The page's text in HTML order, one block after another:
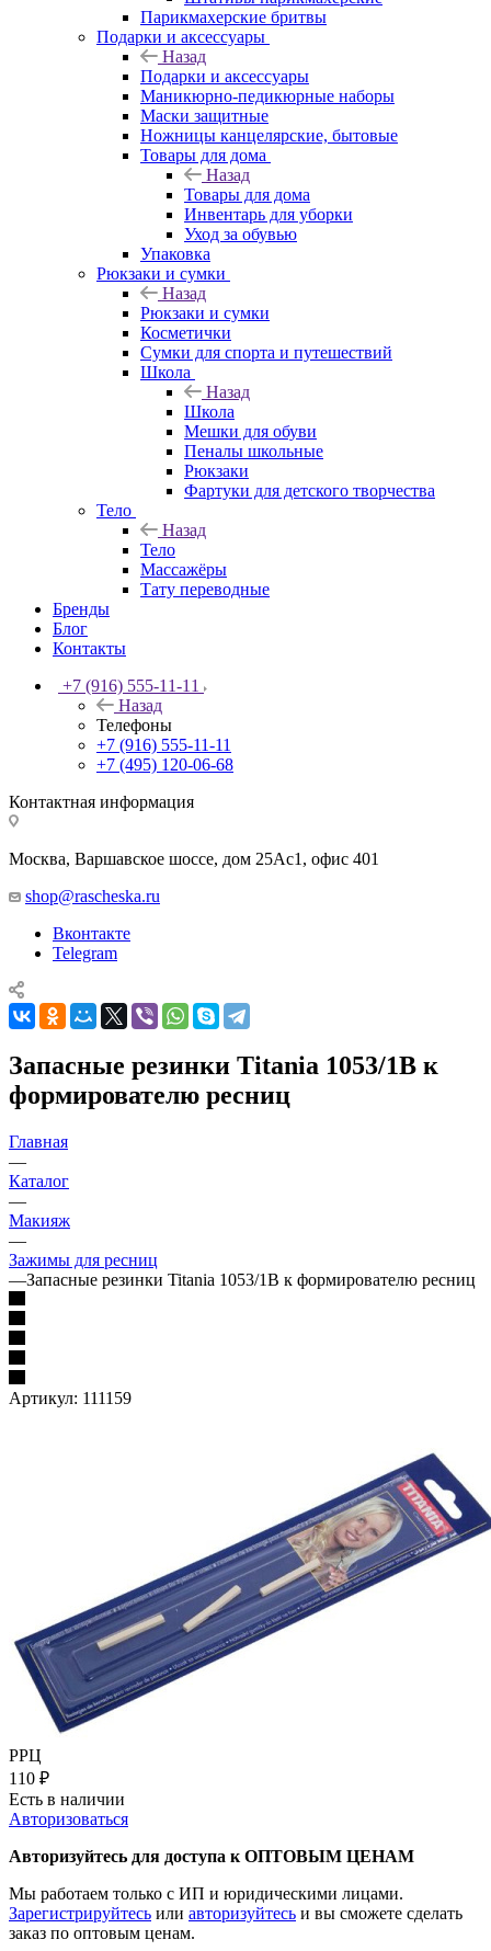
Парикмахерские бритвы
Подарки и аксессуары
Назад
Подарки и аксессуары
Маникюрно-педикюрные наборы
Маски защитные
Ножницы канцелярские, бытовые
Товары для дома
Назад
Товары для дома
Инвентарь для уборки
Уход за обувью
Упаковка
Рюкзаки и сумки
Назад
Рюкзаки и сумки
Косметички
Сумки для спорта и путешествий
Школа
Назад
Школа
Мешки для обуви
Пеналы школьные
Рюкзаки
Фартуки для детского творчества
Тело
Назад
Тело
Массажёры
Тату переводные
Бренды
Блог
Контакты
+7 (916) 555-11-11
Назад
Телефоны
+7 (916) 555-11-11
+7 (495) 120-06-68
Контактная информация
Москва, Варшавское шоссе, дом 25Аc1, офис 401
shop@rascheska.ru
Вконтакте
Telegram
Запасные резинки Titania 1053/1В к
формирователю ресниц
Главная
—
Каталог
—
Макияж
—
Зажимы для ресниц
—Запасные резинки Titania 1053/1В к формирователю ресниц
Артикул: 111159
РРЦ
110 ₽
Есть в наличии
Авторизоваться
Авторизуйтесь для доступа к ОПТОВЫМ ЦЕНАМ
Мы работаем только с ИП и юридическими лицами.
Зарегистрируйтесь или авторизуйтесь и вы сможете сделать
заказ по оптовым ценам.